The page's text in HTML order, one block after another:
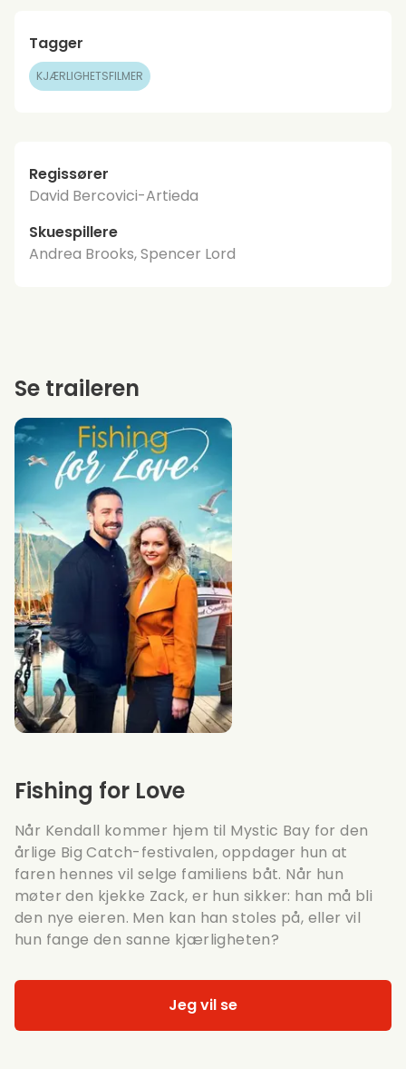
Tagger
KJÆRLIGHETSFILMER
Regissører
David Bercovici-Artieda
Skuespillere
Andrea Brooks, Spencer Lord
Fishing for Love
Når Kendall kommer hjem til Mystic Bay for den
årlige Big Catch-festivalen, oppdager hun at
faren hennes vil selge familiens båt. Når hun
møter den kjekke Zack, er hun sikker: han må bli
den nye eieren. Men kan han stoles på, eller vil
hun fange den sanne kjærligheten?
Jeg vil se
Se traileren